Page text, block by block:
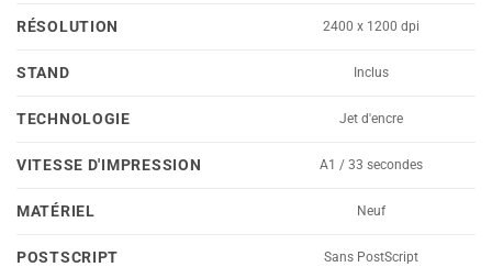
RÉSOLUTION 2400 x 1200 dpi
STAND Inclus
TECHNOLOGIE Jet d'encre
VITESSE D'IMPRESSION A1 / 33 secondes
MATÉRIEL Neuf
POSTSCRIPT Sans PostScript